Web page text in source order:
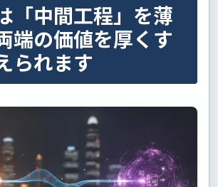
「中間工程」を薄
端の価値を厚くす
られます